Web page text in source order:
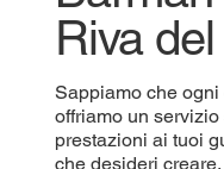
Riva
Sappiamo che ogni
offriamo un
prestazioni ai tuoi
che desideri